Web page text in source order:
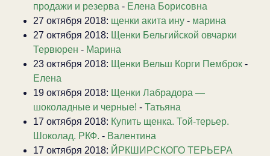
продажи и резерва - Елена Борисовна
27 октября 2018: щенки акита ину - марина
27 октября 2018: Щенки Бельгийской овчарки
Тервюрен - Марина
23 октября 2018: Щенки Вельш Корги Пемброк -
Елена
19 октября 2018: Щенки Лабрадора —
шоколадные и черные! - Татьяна
17 октября 2018: Купить щенка. Той-терьер.
Шоколад. РКФ. - Валентина
17 октября 2018: ЙРКШИРСКОГО ТЕРЬЕРА